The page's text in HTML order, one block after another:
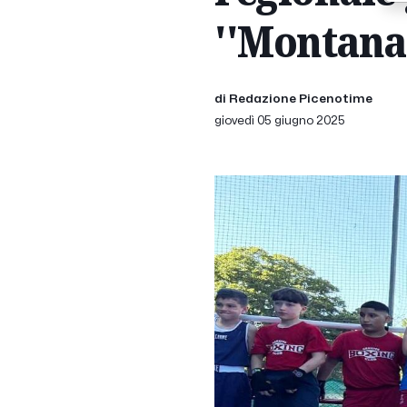
di Redazione Picenotime
giovedì 05 giugno 2025